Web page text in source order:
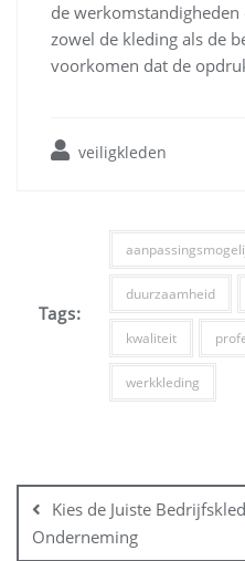
de
zowel de kleding als de
voorkomen dat de
veiligkleden
Tags:
duurzaamheid
kwaliteit
werkkleding
navigatie
Kies de Juiste
Onderneming